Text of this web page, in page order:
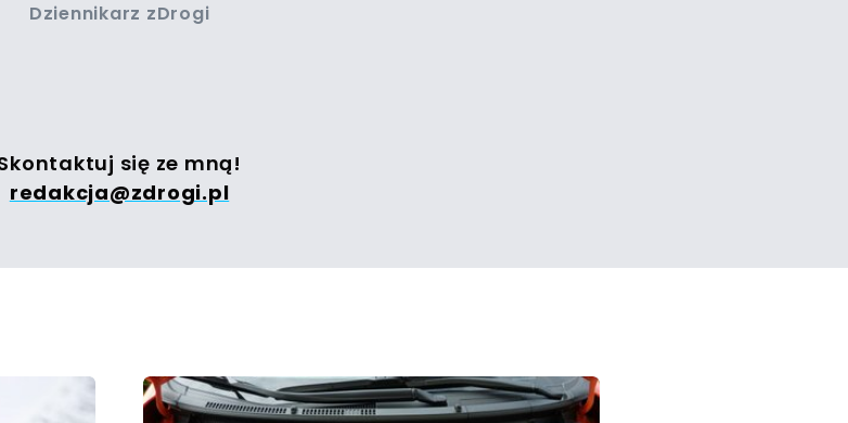
Dziennikarz zDrogi
się ze mną!
redakcja@zdrogi.pl